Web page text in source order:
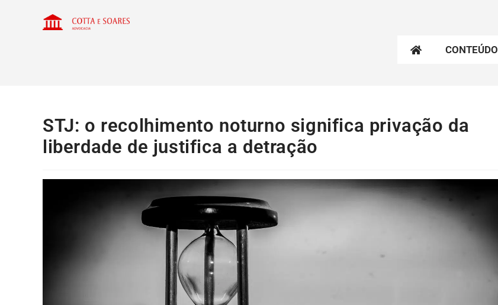
CONTEÚDO
STJ: o recolhimento noturno significa privação da
liberdade de justifica a detração